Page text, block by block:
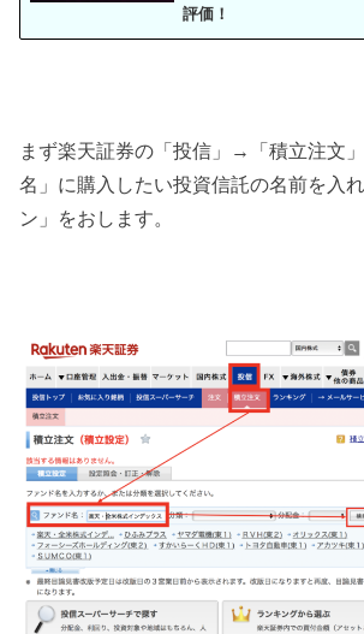
評価！
まず楽天証券の「投信」→「積立注文
名」に購入したい投資信託の名前を入
ン」をおします。